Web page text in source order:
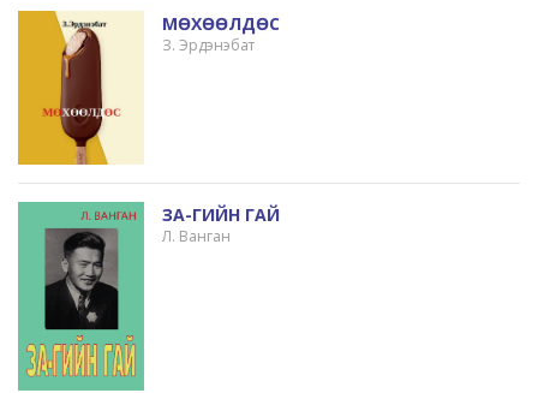
МӨХӨӨЛДӨС
З. Эрдэнэбат
ЗА-ГИЙН ГАЙ
Л. Ванган